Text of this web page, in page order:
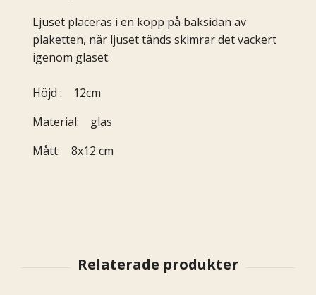
Ljuset placeras i en kopp på baksidan av
plaketten, när ljuset tänds skimrar det vackert
igenom glaset.
Höjd : 12cm
Material: glas
Mått: 8x12 cm